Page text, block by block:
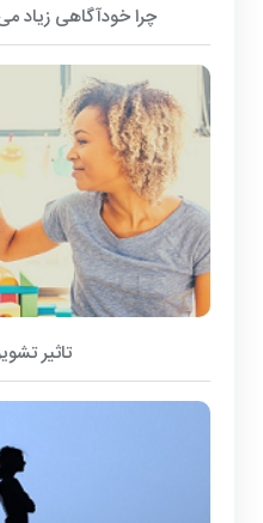
چرا خودآگاهی زیاد می
تاثیر